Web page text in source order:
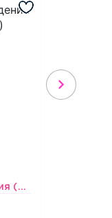
Шарики С Днем Рождения (мишки и тортики)